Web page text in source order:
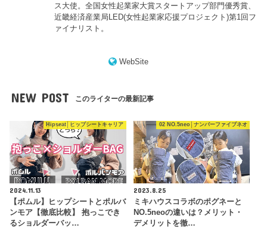
ス大使。全国女性起業家大賞スタートアップ部門優秀賞、
近畿経済産業局LED(女性起業家応援プロジェクト)第1回フ
ァイナリスト。
WebSite
NEW POST このライターの最新記事
Hipseat│ヒップシートキャリア
2024.11.13
【ポムル】ヒップシートとポルバ
ンモア【徹底比較】 抱っこでき
るショルダーバッ…
02 NO.5neo│ナンバーファイブネオ
2023.8.25
ミキハウスコラボのポグネーと
NO.5neoの違いは？メリット・
デメリットを徹…